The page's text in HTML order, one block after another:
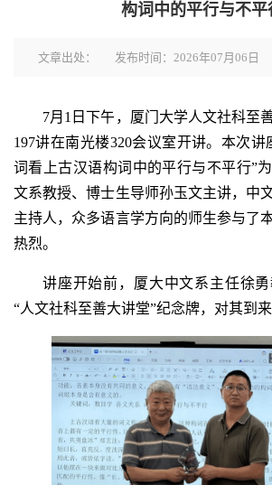
构词中的平行与不平
文章出处： 发布时间：2026年07月06日
7月1日下午，厦门大学人文社科至
197讲在南光楼320会议室开讲。本次讲
词看上古汉语构词中的平行与不平行”
文系教授、博士生导师孙玉文主讲，中
主持人，众多语言学方向的师生参与了
热烈。
讲座开始前，厦大中文系主任徐
“人文社科至善大讲堂”纪念牌，对其到来